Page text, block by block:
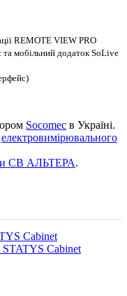
REMOTE VIEW PRO
мобільний додаток SoLive
Socomec в Україні.
електровимірювального
СВ АЛЬТЕРА.
Cabinet
STATYS Cabinet